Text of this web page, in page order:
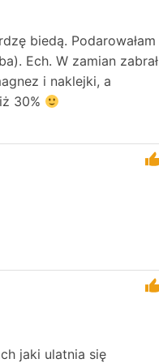
biedą. Podarowałam
Ech. W zamian zabrał
i naklejki, a
30%
jaki ulatnia się